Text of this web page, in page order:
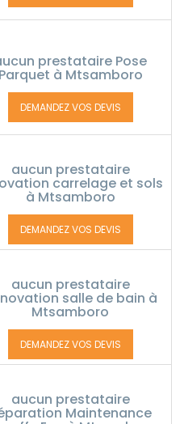
prestataire Pose
Parquet à Mtsamboro
DEMANDEZ VOS DEVIS
aucun prestataire
carrelage et sols
à Mtsamboro
DEMANDEZ VOS DEVIS
aucun prestataire
salle de bain à
Mtsamboro
DEMANDEZ VOS DEVIS
aucun prestataire
Maintenance